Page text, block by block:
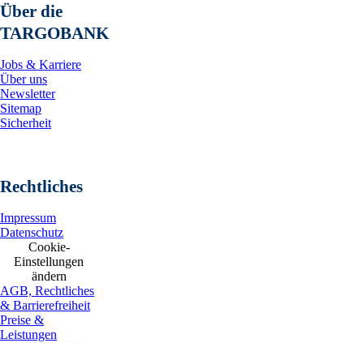
Über die
TARGOBANK
Jobs & Karriere
Über uns
Newsletter
Sitemap
Sicherheit
Rechtliches
Impressum
Datenschutz
Cookie-
Einstellungen
ändern
AGB, Rechtliches
& Barrierefreiheit
Preise &
Leistungen